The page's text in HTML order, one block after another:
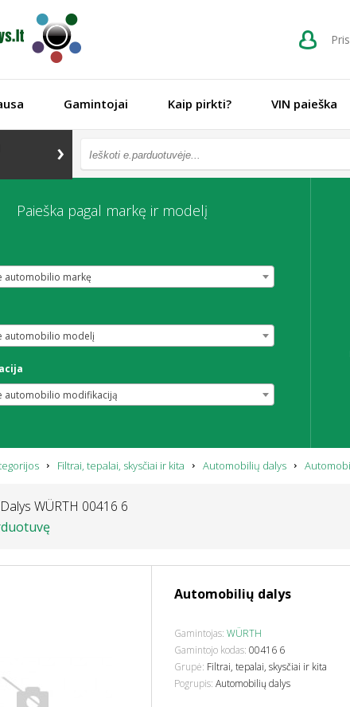
Gamintojai Kaip pirkti? VIN paieška
Paieška pagal markę ir modelį
automobilio markę
automobilio modelį
automobilio modifikaciją
Filtrai, tepalai, skysčiai ir kita Automobilių dalys
WÜRTH 00416 6
Automobilių dalys
Gamintojas: WÜRTH
Gamintojo kodas: 00416 6
Grupė: Filtrai, tepalai, skysčiai ir kita
Pogrupis: Automobilių dalys